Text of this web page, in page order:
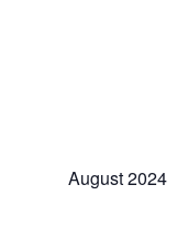
August 2024